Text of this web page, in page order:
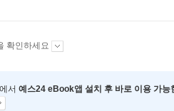
확인하세요
서 예스24 eBook앱 설치 후 바로 이용 가능